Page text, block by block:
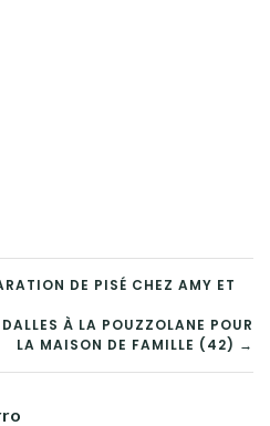
DE PISÉ CHEZ AMY ET
À LA POUZZOLANE POUR
LA MAISON DE FAMILLE (42) →